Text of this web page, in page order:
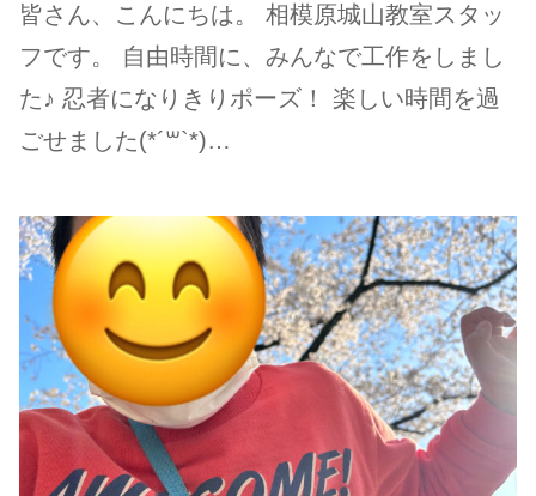
皆さん、こんにちは。 相模原城山教室スタッ
フです。 自由時間に、みんなで工作をしまし
た♪ 忍者になりきりポーズ！ 楽しい時間を過
ごせました(*´꒳`*)…